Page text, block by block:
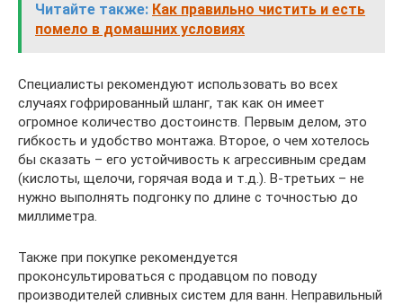
Читайте также: Как правильно чистить и есть
помело в домашних условиях
Специалисты рекомендуют использовать во всех
случаях гофрированный шланг, так как он имеет
огромное количество достоинств. Первым делом, это
гибкость и удобство монтажа. Второе, о чем хотелось
бы сказать – его устойчивость к агрессивным средам
(кислоты, щелочи, горячая вода и т.д.). В-третьих – не
нужно выполнять подгонку по длине с точностью до
миллиметра.
Также при покупке рекомендуется
проконсультироваться с продавцом по поводу
производителей сливных систем для ванн. Неправильный